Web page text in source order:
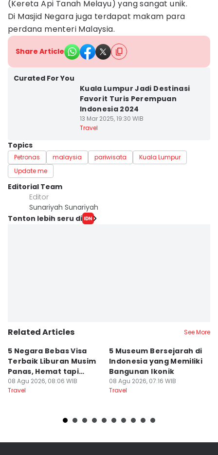
(Kereta Api Tanah Melayu) yang sangat unik.
Di Masjid Negara juga terdapat makam para
perdana menteri Malaysia.
Share Article
Curated For You
Kuala Lumpur Jadi Destinasi
Favorit Turis Perempuan
Indonesia 2024
13 Mar 2025, 19:30 WIB
Travel
Topics
Petronas malaysia pariwisata
Kuala Lumpur
Update me
Editorial Team
Editor
Sunariyah Sunariyah
Tonton lebih seru di
Related Articles See More
5 Negara Bebas Visa
Terbaik Liburan Musim
Panas, Hemat tapi
Mewah!
08 Agu 2026, 08:06 WIB
Travel
5 Museum Bersejarah di
Indonesia yang Memiliki
Bangunan Ikonik
08 Agu 2026, 07:16 WIB
Travel